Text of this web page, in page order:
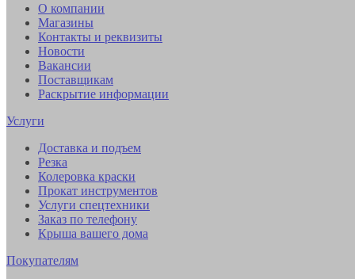
О компании
Магазины
Контакты и реквизиты
Новости
Вакансии
Поставщикам
Раскрытие информации
Услуги
Доставка и подъем
Резка
Колеровка краски
Прокат инструментов
Услуги спецтехники
Заказ по телефону
Крыша вашего дома
Покупателям